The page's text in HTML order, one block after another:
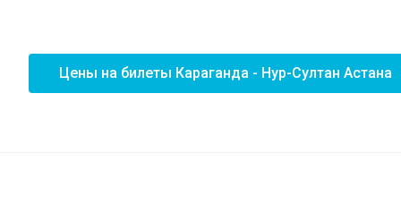
Цены на билеты Караганда - Нур-Султан Астана